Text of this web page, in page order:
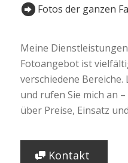
Fotos der ganzen
Meine
Fotoangebot ist
verschiedene
und rufen Sie mich an
über Preise, Einsatz
Kontakt